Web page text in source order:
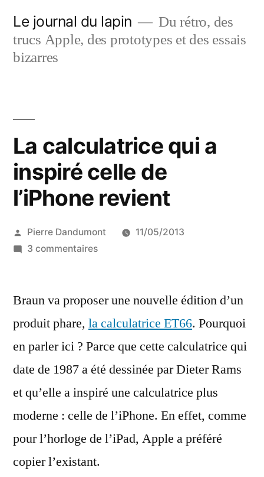
contenu
Le journal du lapin
Du rétro, des
trucs Apple, des prototypes et des essais
bizarres
La calculatrice qui a
inspiré celle de
l’iPhone revient
Publié
par
Pierre Dandumont
11/05/2013
3 commentairessur
qui
inspiré
celle
de
revient
Braun va proposer une nouvelle édition d’un
produit phare, la calculatrice ET66. Pourquoi
en parler ici ? Parce que cette calculatrice qui
date de 1987 a été dessinée par Dieter Rams
et qu’elle a inspiré une calculatrice plus
moderne : celle de l’iPhone. En effet, comme
pour l’horloge de l’iPad, Apple a préféré
copier l’existant.